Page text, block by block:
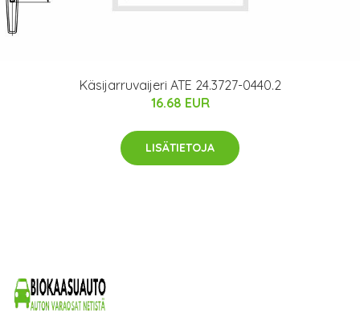
Käsijarruvaijeri ATE 24.3727-0440.2
16.68 EUR
LISÄTIETOJA